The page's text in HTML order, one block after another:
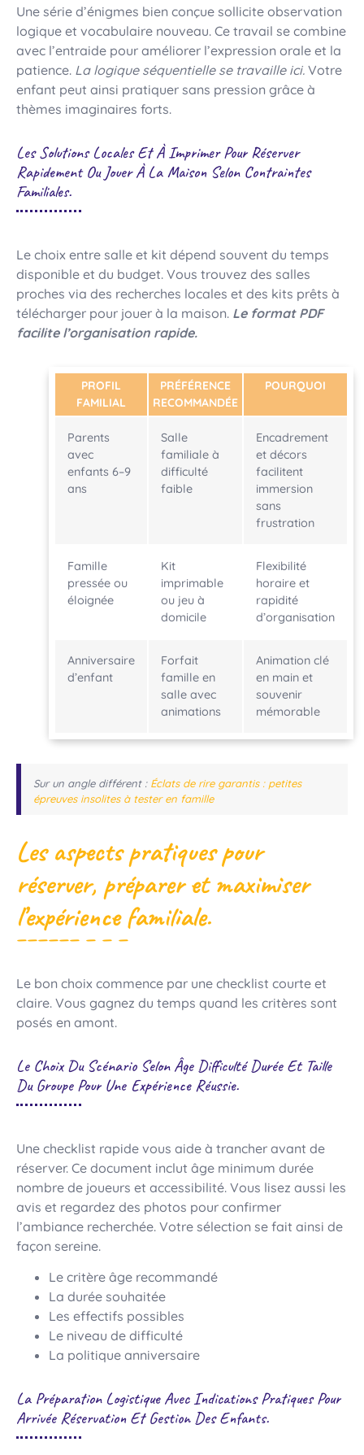
Une série d’énigmes bien conçue sollicite observation
logique et vocabulaire nouveau. Ce travail se combine
avec l’entraide pour améliorer l’expression orale et la
patience. La logique séquentielle se travaille ici. Votre
enfant peut ainsi pratiquer sans pression grâce à
thèmes imaginaires forts.
Les Solutions Locales Et À Imprimer Pour Réserver
Rapidement Ou Jouer À La Maison Selon Contraintes
Familiales.
Le choix entre salle et kit dépend souvent du temps
disponible et du budget. Vous trouvez des salles
proches via des recherches locales et des kits prêts à
télécharger pour jouer à la maison. Le format PDF
facilite l’organisation rapide.
PROFIL
FAMILIAL
PRÉFÉRENCE
RECOMMANDÉE
POURQUOI
Parents
avec
enfants 6–9
ans
Salle
familiale à
difficulté
faible
Encadrement
et décors
facilitent
immersion
sans
frustration
Famille
pressée ou
éloignée
Kit
imprimable
ou jeu à
domicile
Flexibilité
horaire et
rapidité
d’organisation
Anniversaire
d’enfant
Forfait
famille en
salle avec
animations
Animation clé
en main et
souvenir
mémorable
Sur un angle différent : Éclats de rire garantis : petites
épreuves insolites à tester en famille
Les aspects pratiques pour
réserver, préparer et maximiser
l’expérience familiale.
Le bon choix commence par une checklist courte et
claire. Vous gagnez du temps quand les critères sont
posés en amont.
Le Choix Du Scénario Selon Âge Difficulté Durée Et Taille
Du Groupe Pour Une Expérience Réussie.
Une checklist rapide vous aide à trancher avant de
réserver. Ce document inclut âge minimum durée
nombre de joueurs et accessibilité. Vous lisez aussi les
avis et regardez des photos pour confirmer
l’ambiance recherchée. Votre sélection se fait ainsi de
façon sereine.
Le critère âge recommandé
La durée souhaitée
Les effectifs possibles
Le niveau de difficulté
La politique anniversaire
La Préparation Logistique Avec Indications Pratiques Pour
Arrivée Réservation Et Gestion Des Enfants.